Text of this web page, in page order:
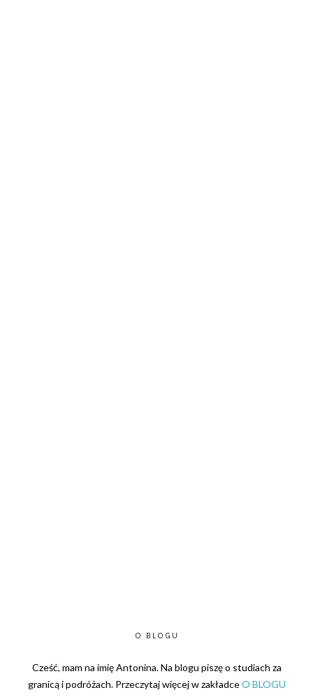
O BLOGU
Cześć, mam na imię Antonina. Na blogu piszę o studiach za
granicą i podróżach. Przeczytaj więcej w zakładceO BLOGU